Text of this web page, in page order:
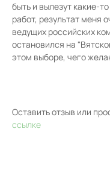
быть и вылезут какие-
работ, результат меня
ведущих российских
остановился на
этом выборе, чего
Оставить отзыв или
ссылке